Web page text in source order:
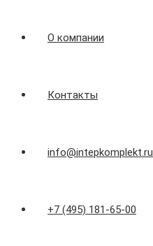
О компании
Контакты
info@intepkomplekt.ru
+7 (495) 181-65-00